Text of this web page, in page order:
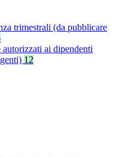
trimestrali (da pubblicare
ai dipendenti
12